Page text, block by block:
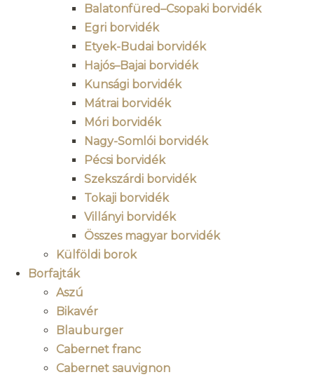
Balatonfüred–Csopaki borvidék
Egri borvidék
Etyek-Budai borvidék
Hajós–Bajai borvidék
Kunsági borvidék
Mátrai borvidék
Móri borvidék
Nagy-Somlói borvidék
Pécsi borvidék
Szekszárdi borvidék
Tokaji borvidék
Villányi borvidék
Összes magyar borvidék
Külföldi borok
Borfajták
Aszú
Bikavér
Blauburger
Cabernet franc
Cabernet sauvignon